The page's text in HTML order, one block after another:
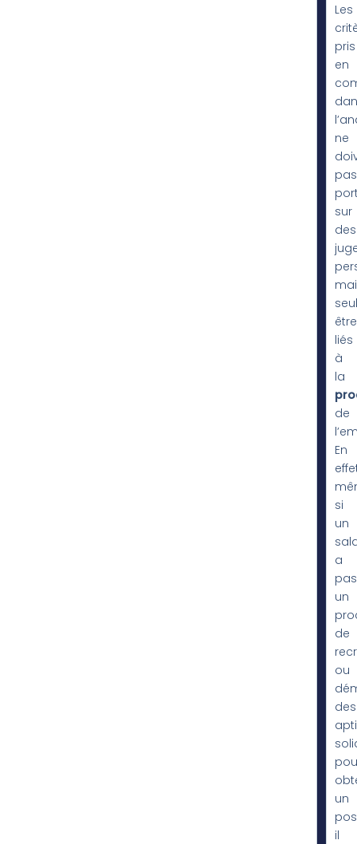
Les
pris
en
ne
pas
sur
des
être
liés
à
la
de
En
si
un
a
un
de
ou
des
un
il